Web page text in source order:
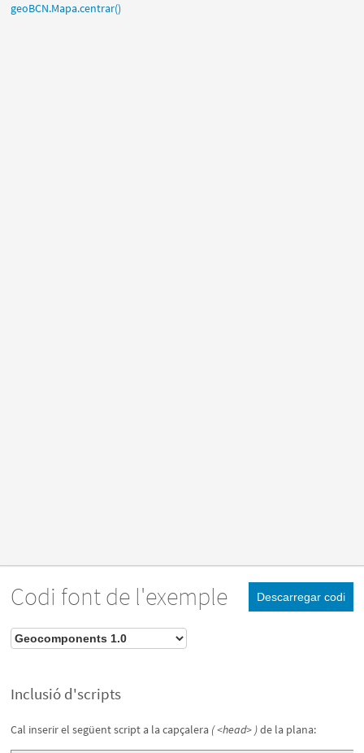
geoBCN.Mapa.centrar()
Descarregar codi
Codi font de l'exemple
Inclusió d'scripts
Cal inserir el següent script a la capçalera ( <head> )de la plana: